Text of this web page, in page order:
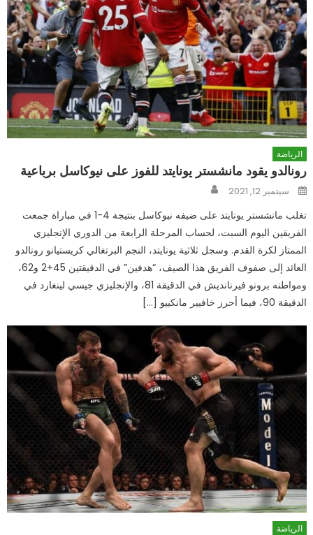
الرياضة
رونالدو يقود مانشستر يونايتد للفوز على نيوكاسل برباعية
Posted
onسبتمبر 12, 2021
تغلب مانشستر يونايتد على ضيفه نيوكاسل بنتيجة 4-1 في مباراة جمعت
الفريقين اليوم السبت، لحساب المرحلة الرابعة من الدوري الإنجليزي
الممتاز لكرة القدم. وسجل ثلاثية يونايتد، النجم البرتغالي كريستيانو رونالدو
العائد إلى صفوف الفريق هذا الصيف، “هدفين” في الدقيقتين 45+2 و62،
ومواطنه برونو فيرنانديش في الدقيقة 81، والإنجليزي جيسي لينغارد في
الدقيقة 90، فيما أحرز خافيير مانكييو […]
الرياضة